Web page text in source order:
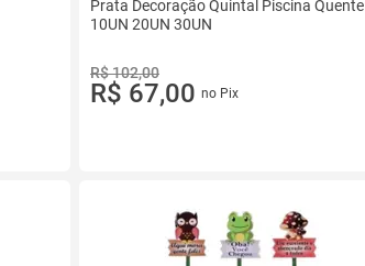
Prata Decoração Quintal Piscina Quente
10UN 20UN 30UN
R$ 102,00
R$ 67,00 no Pix